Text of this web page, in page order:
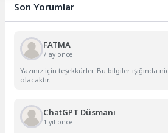
Son Yorumlar
FATMA
7 ay önce
Yazınız için teşekkürler. Bu bilgiler ışığında
olacaktır.
ChatGPT Düsmanı
1 yıl önce